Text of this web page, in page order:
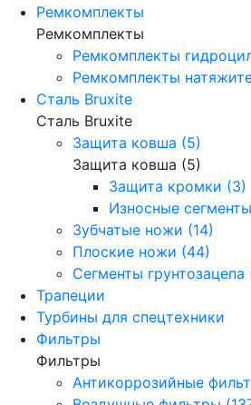
Ремкомплекты
Ремкомплекты
Ремкомплекты
Ремкомплекты
Сталь Bruxite
Сталь Bruxite
Защита ковша (5)
Защита ковша (5)
Защита кромки (3)
Износные
Зубчатые ножи (14)
Плоские ножи (44)
Сегменты грунтозацепа
Трапеции
Турбины для спецтехники
Фильтры
Фильтры
Антикоррозийные